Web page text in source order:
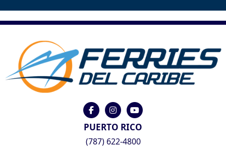
PUERTO RICO
(787) 622-4800